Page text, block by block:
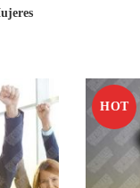
HOT